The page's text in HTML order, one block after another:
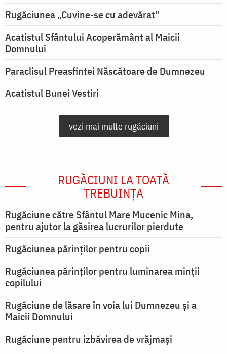
Rugăciunea „Cuvine-se cu adevărat"
Acatistul Sfântului Acoperământ al Maicii
Domnului
Paraclisul Preasfintei Născătoare de Dumnezeu
Acatistul Bunei Vestiri
vezi mai multe rugăciuni
RUGĂCIUNI LA TOATĂ
TREBUINȚA
Rugăciune către Sfântul Mare Mucenic Mina,
pentru ajutor la găsirea lucrurilor pierdute
Rugăciunea părinților pentru copii
Rugăciunea părinților pentru luminarea minţii
copilului
Rugăciune de lăsare în voia lui Dumnezeu şi a
Maicii Domnului
Rugăciune pentru izbăvirea de vrăjmași